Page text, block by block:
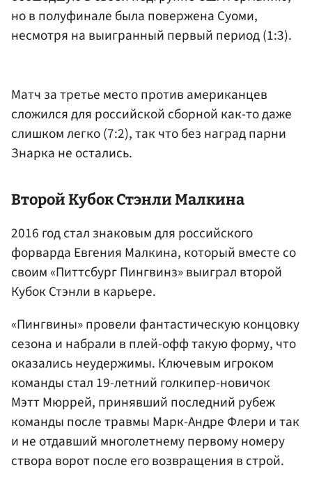
но в полуфинале была повержена Суоми,
несмотря на выигранный первый период (1:3).
Матч за третье место против американцев
сложился для российской сборной как-то даже
слишком легко (7:2), так что без наград парни
Знарка не остались.
Второй Кубок Стэнли Малкина
2016 год стал знаковым для российского
форварда Евгения Малкина, который вместе со
своим «Питтсбург Пингвинз» выиграл второй
Кубок Стэнли в карьере.
«Пингвины» провели фантастическую концовку
сезона и набрали в плей-офф такую форму, что
оказались неудержимы. Ключевым игроком
команды стал 19-летний голкипер-новичок
Мэтт Мюррей, принявший последний рубеж
команды после травмы Марк-Андре Флери и так
и не отдавший многолетнему первому номеру
створа ворот после его возвращения в строй.